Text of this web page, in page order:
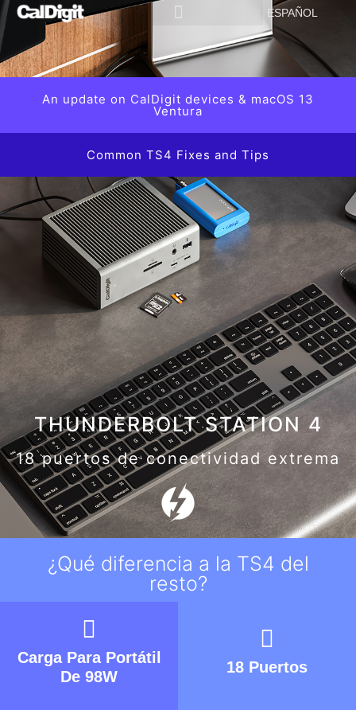
contenido ESPAÑOL
An update on CalDigit devices & macOS 13
Ventura
Common TS4 Fixes and Tips
THUNDERBOLT STATION 4
18 puertos de conectividad extrema
¿Qué diferencia a la TS4 del
resto?
Carga Para Portátil
De 98W
18 Puertos